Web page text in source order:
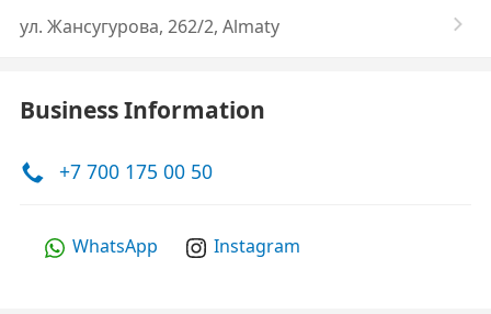
ул. Жансугурова, 262/2, Almaty
Business Information
+7 700 175 00 50
WhatsApp Instagram